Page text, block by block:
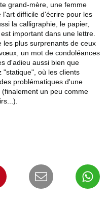
grand-mère, une femme
difficile d'écrire pour les
la calligraphie, le papier,
important dans une lettre.
les plus surprenants de ceux
un mot de condoléances
d'adieu aussi bien que
où les clients
problématiques d'une
un peu comme